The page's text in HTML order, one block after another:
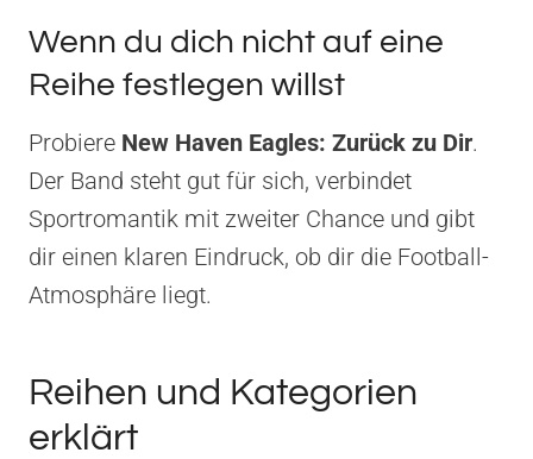
Wenn du dich nicht auf eine
Reihe festlegen willst
Probiere New Haven Eagles: Zurück zu Dir.
Der Band steht gut für sich, verbindet
Sportromantik mit zweiter Chance und gibt
dir einen klaren Eindruck, ob dir die Football-
Atmosphäre liegt.
Reihen und Kategorien
erklärt